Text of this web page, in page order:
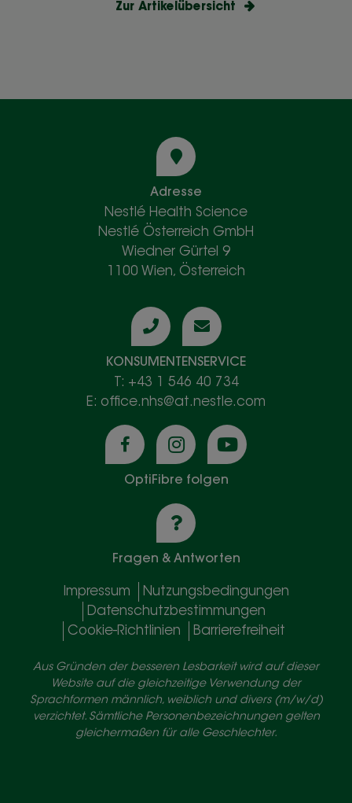
Zur Artikelübersicht
Adresse
Nestlé Health Science
Nestlé Österreich GmbH
Wiedner Gürtel 9
1100 Wien, Österreich
KONSUMENTENSERVICE
T: +43 1 546 40 734
E: office.nhs@at.nestle.com
OptiFibre folgen
Fragen & Antworten
Impressum
Nutzungsbedingungen
Datenschutzbestimmungen
Cookie-Richtlinien
Barrierefreiheit
Aus Gründen der besseren Lesbarkeit wird auf dieser
Website auf die gleichzeitige Verwendung der
Sprachformen männlich, weiblich und divers (m/w/d)
verzichtet. Sämtliche Personenbezeichnungen gelten
gleichermaßen für alle Geschlechter.